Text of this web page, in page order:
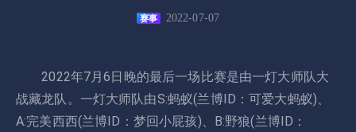
赛事 2022-07-07
2022年7月6日晚的最后一场比赛是由一灯大师队大
战藏龙队。一灯大师队由S:蚂蚁(兰博ID：可爱大蚂蚁)、
A:完美西西(兰博ID：梦回小屁孩)、B:野狼(兰博ID：